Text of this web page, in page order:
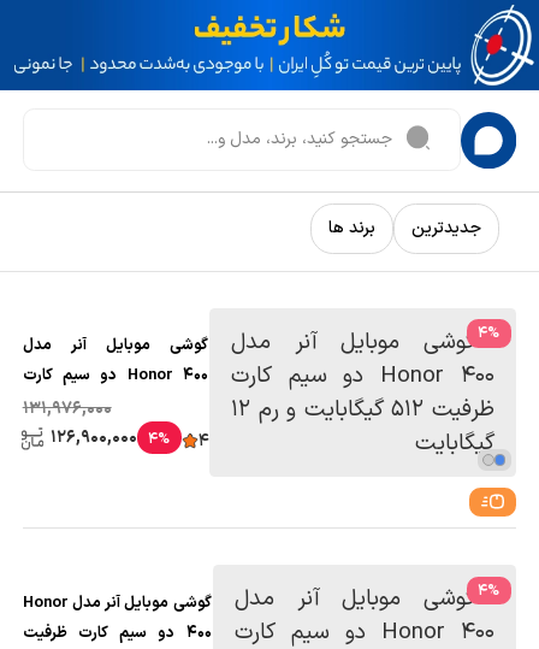
جدیدترین برند ها
%
4
گوشی موبایل آنر مدل
Honor 400 دو سیم کارت
ظرفیت 512 گیگابایت و رم 12
گیگابایت
4
131,976,000
4%
126,900,000
%
4
گوشی موبایل آنر مدل Honor
400 دو سیم کارت ظرفیت